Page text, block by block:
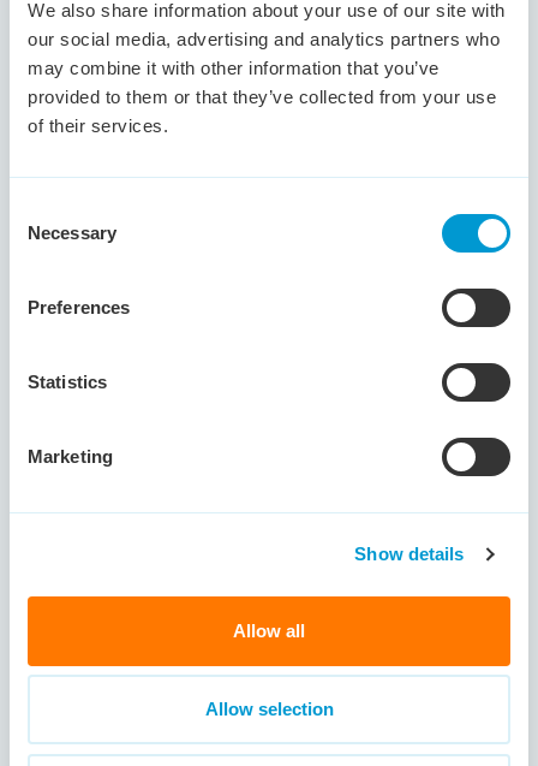
We also share information about your use of our site with
our social media, advertising and analytics partners who
may combine it with other information that you’ve
provided to them or that they’ve collected from your use
of their services.
Selection
Necessary
Preferences
Statistics
Marketing
Show details
Allow all
Allow selection
heeft ze het bedrijf verlaten omdat het minder goed
ging met het bedrijf. Klantvriendelijkheid, planning &
organisatie, behulpzaamheid naar collega's,
servicegerichtheid zijn competenties die haar typeren.
Meertalige kandidaat met ervaring in
technische sector
ervaring met het volledige order-to-cashproces.
commerciële inzicht en proactieve aanpak weet hij de
klanttevredenheid hoog te houden en tegelijkertijd
kansen te signaleren die van toegevoegde waarde
Hij is voornamelijk werkzaam geweest binnen de
technische sector. Daarnaast spreekt hij drie talen:
Nederlands, Engels en Duits. Openheid en eerlijkheid
de communicatie met klanten weet uit te dragen.
Momenteel is hij op zoek naar een nieuwe en
uitdagende functie als Inside Sales Medewerker bij